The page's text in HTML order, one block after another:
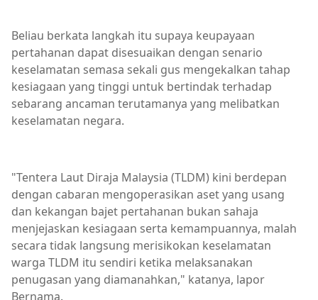
Beliau berkata langkah itu supaya keupayaan
pertahanan dapat disesuaikan dengan senario
keselamatan semasa sekali gus mengekalkan tahap
kesiagaan yang tinggi untuk bertindak terhadap
sebarang ancaman terutamanya yang melibatkan
keselamatan negara.
"Tentera Laut Diraja Malaysia (TLDM) kini berdepan
dengan cabaran mengoperasikan aset yang usang
dan kekangan bajet pertahanan bukan sahaja
menjejaskan kesiagaan serta kemampuannya, malah
secara tidak langsung merisikokan keselamatan
warga TLDM itu sendiri ketika melaksanakan
penugasan yang diamanahkan," katanya, lapor
Bernama.